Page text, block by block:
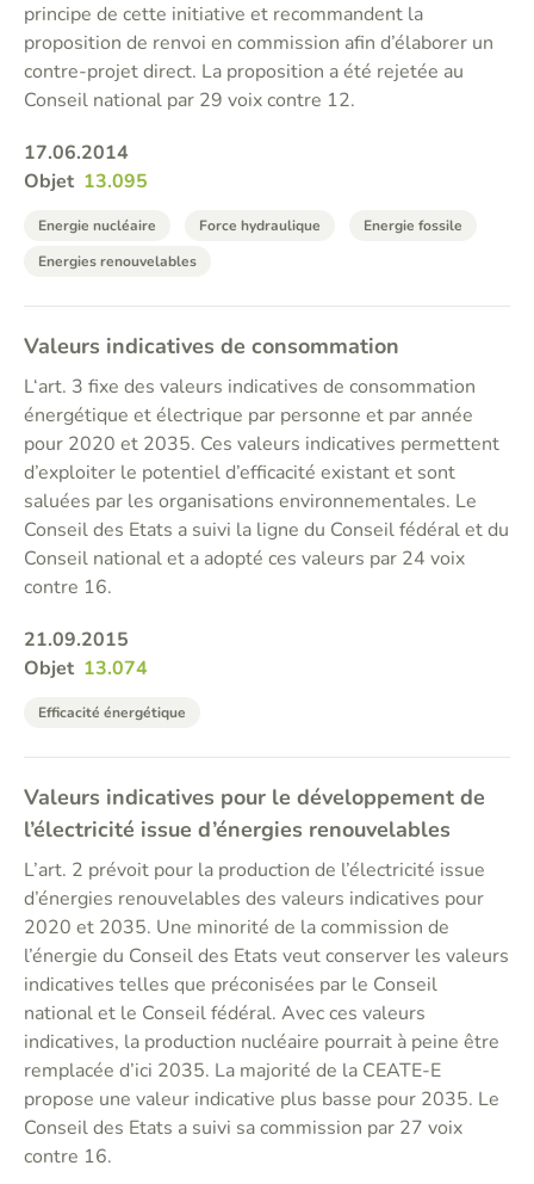
principe de cette initiative et recommandent la
proposition de renvoi en commission afin d’élaborer un
contre-projet direct. La proposition a été rejetée au
Conseil national par 29 voix contre 12.
17.06.2014
Objet 13.095
Energie nucléaire Force hydraulique
Energie fossile
Energies renouvelables
Valeurs indicatives de consommation
L‘art. 3 fixe des valeurs indicatives de consommation
énergétique et électrique par personne et par année
pour 2020 et 2035. Ces valeurs indicatives permettent
d’exploiter le potentiel d’efficacité existant et sont
saluées par les organisations environnementales. Le
Conseil des Etats a suivi la ligne du Conseil fédéral et du
Conseil national et a adopté ces valeurs par 24 voix
contre 16.
21.09.2015
Objet 13.074
Efficacité énergétique
Valeurs indicatives pour le développement de
l’électricité issue d’énergies renouvelables
L’art. 2 prévoit pour la production de l’électricité issue
d’énergies renouvelables des valeurs indicatives pour
2020 et 2035. Une minorité de la commission de
l’énergie du Conseil des Etats veut conserver les valeurs
indicatives telles que préconisées par le Conseil
national et le Conseil fédéral. Avec ces valeurs
indicatives, la production nucléaire pourrait à peine être
remplacée d’ici 2035. La majorité de la CEATE-E
propose une valeur indicative plus basse pour 2035. Le
Conseil des Etats a suivi sa commission par 27 voix
contre 16.